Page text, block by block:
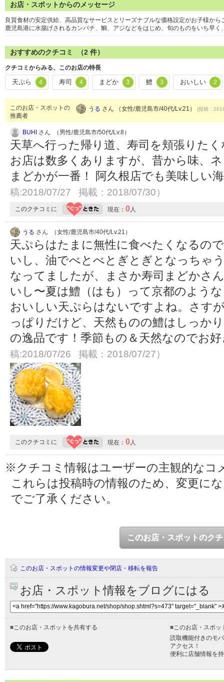
お店・スポットからのメッセージ
良質食材の安定供給、高品質なサービスとリーズナブルな価格設定がお子様か
鹿児島港に水揚げされるカンパチ、鯛、アジなどをはじめ、旬のものをいち早
おすすめのクチコミ （2 件）
クチコミからみる、このお店の特長
天ぷら 4 寿司 4 まどか 3 鱧 3 おいしい 2
このお店・スポットの
推薦者
うる さん （女性/鹿児島市/40代/Lv.21） (投稿：
BUHI さん （男性/鹿児島市/50代/Lv.8）
天草へ行った帰り道、寿司を頬張りた
お店は数多くありますが、昔から味、
まどかが一番！ 阿久根店でも美味しい
稿:2018/07/27 掲載：2018/07/30）
このクチコミに 現在： 0 人
うる さん （女性/鹿児島市/40代/Lv.21）
天ぷらはたまに無性に食べたくなるの
いし、油でべとべとぎとぎとなっちゃ
なってましたが、まさか寿司まどかさ
いし〜夏は鱧（はも）って京都のよう
おいしい天ぷらはないですよね。さす
っぱりだけど、天然ものの鱧はしっか
の逸品です！季節もの＆天然なのでお
稿:2018/07/26 掲載：2018/07/27）
このクチコミに 現在： 0 人
※クチコミ情報はユーザーの主観的なコ
これらは投稿時の情報のため、変更に
でご了承ください。
このお店・スポットのク
このお店・スポットの情報変更や閉店・移転を報告
お店・スポット情報をブログにはる
■ このお店・スポットを共有する ■ このお店・スポ
読取機能付きのモ
アクセス！
便利に店舗情報を